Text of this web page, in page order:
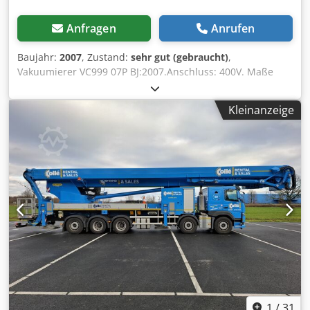
Anfragen Anrufen
Baujahr: 2007, Zustand: sehr gut (gebraucht),
Vakuumierer VC999 07P BJ:2007.Anschluss: 400V. Maße
Kammer ca. 88x50x15cm, mit 2x CLFH 220 Rietschle
Vakuumpumpen. Bj:1998 Leistung 2x 5.5 kW. Dsdpfxjf Srcfo
Ah Njkr Sehr guter Zustand, funktioniert einwandfrei.
Kleinanzeige